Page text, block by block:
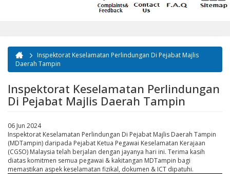
You are here
Inspektorat Keselamatan Perlindungan Di Pejabat Majlis
Daerah Tampin
Inspektorat Keselamatan Perlindungan
Di Pejabat Majlis Daerah Tampin
06 Jun 2024
Inspektorat Keselamatan Perlindungan Di Pejabat Majlis Daerah Tampin
(MDTampin) daripada Pejabat Ketua Pegawai Keselamatan Kerajaan
(CGSO) Malaysia telah berjalan dengan jayanya hari ini. Terima kasih
diatas komitmen semua pegawai & kakitangan MDTampin bagi
memastikan aspek keselamatan fizikal, dokumen & ICT dipatuhi.